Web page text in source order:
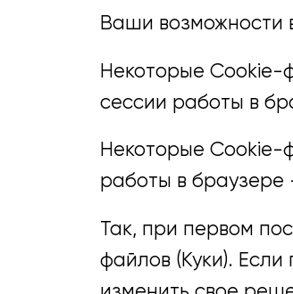
Ваши возможности
Некоторые Cookie-
сессии работы в
Некоторые Cookie-
работы в браузере
Так, при первом
файлов (Куки).